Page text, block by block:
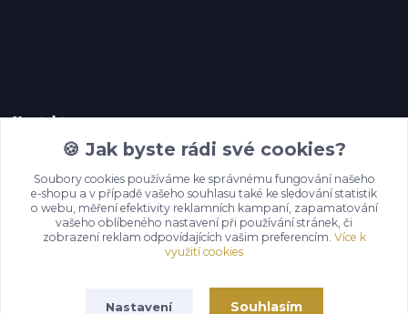
Kontakty
+420 774 209 220,
(Po-Pá, 8-16 hod.)
info@darkovykoutek.cz
🍪 Jak byste rádi své cookies?
Soubory cookies používáme ke správnému fungování našeho
e-shopu a v případě vašeho souhlasu také ke sledování statistik
o webu, měření efektivity reklamních kampaní, zapamatování
vašeho oblíbeného nastavení při používání stránek, či
zobrazení reklam odpovídajících vašim preferencím. Více k
využití cookies
Nastavení Souhlasím